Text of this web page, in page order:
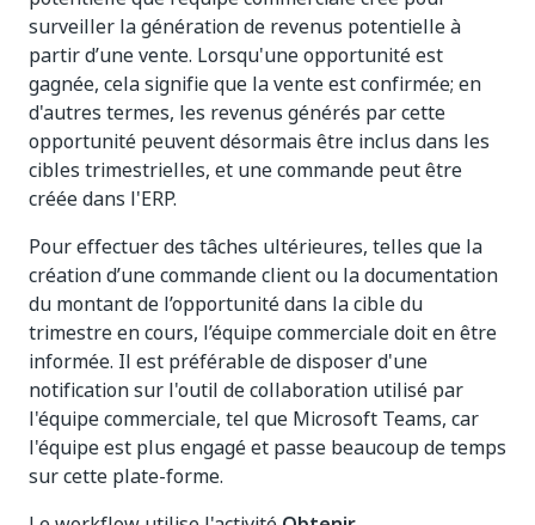
surveiller la génération de revenus potentielle à
partir d’une vente. Lorsqu'une opportunité est
gagnée, cela signifie que la vente est confirmée; en
d'autres termes, les revenus générés par cette
opportunité peuvent désormais être inclus dans les
cibles trimestrielles, et une commande peut être
créée dans l'ERP.
Pour effectuer des tâches ultérieures, telles que la
création d’une commande client ou la documentation
du montant de l’opportunité dans la cible du
trimestre en cours, l’équipe commerciale doit en être
informée. Il est préférable de disposer d'une
notification sur l'outil de collaboration utilisé par
l'équipe commerciale, tel que Microsoft Teams, car
l'équipe est plus engagé et passe beaucoup de temps
sur cette plate-forme.